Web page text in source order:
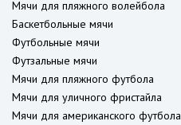
Мячи для пляжного волейбола
Баскетбольные мячи
Футбольные мячи
Футзальные мячи
Мячи для пляжного футбола
Мячи для уличного фристайла
Мячи для американского футбола